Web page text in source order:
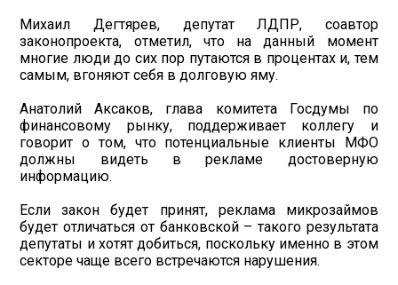
Михаил Дегтярев, депутат ЛДПР, соавтор
законопроекта, отметил, что на данный момент
многие люди до сих пор путаются в процентах и, тем
самым, вгоняют себя в долговую яму.
Анатолий Аксаков, глава комитета Госдумы по
финансовому рынку, поддерживает коллегу и
говорит о том, что потенциальные клиенты МФО
должны видеть в рекламе достоверную
информацию.
Если закон будет принят, реклама микрозаймов
будет отличаться от банковской – такого результата
депутаты и хотят добиться, поскольку именно в этом
секторе чаще всего встречаются нарушения.